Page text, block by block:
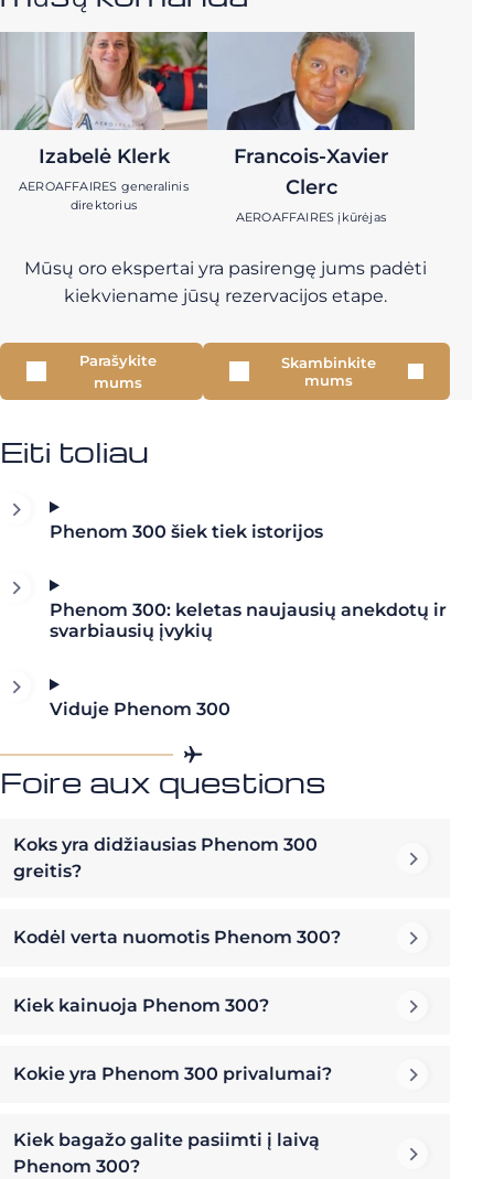
Izabelė Klerk
AEROAFFAIRES generalinis
direktorius
Francois-Xavier
Clerc
AEROAFFAIRES įkūrėjas
Mūsų oro ekspertai yra pasirengę jums padėti
kiekviename jūsų rezervacijos etape.
Parašykite
mums
Skambinkite
mums
Eiti toliau
Phenom 300 šiek tiek istorijos
Phenom 300: keletas naujausių anekdotų ir
svarbiausių įvykių
Viduje Phenom 300
Foire aux questions
Koks yra didžiausias Phenom 300
greitis?
Kodėl verta nuomotis Phenom 300?
Kiek kainuoja Phenom 300?
Kokie yra Phenom 300 privalumai?
Kiek bagažo galite pasiimti į laivą
Phenom 300?